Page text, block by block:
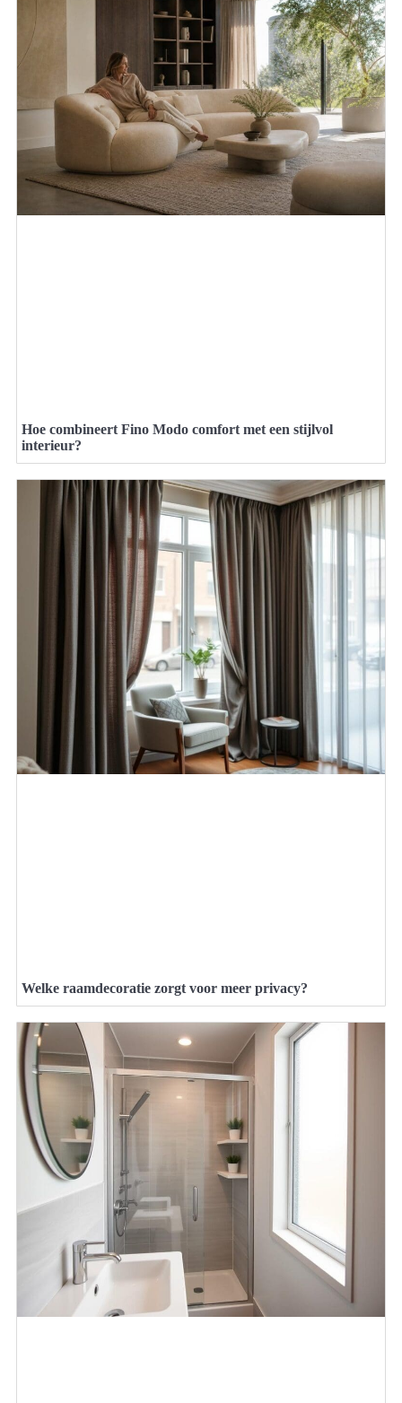
Hoe combineert Fino Modo comfort met een stijlvol
interieur?
Welke raamdecoratie zorgt voor meer privacy?